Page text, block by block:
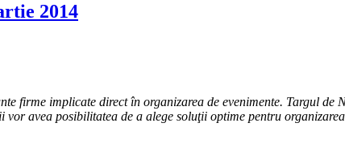
2014
firme implicate direct în organizarea de evenimente. Targul
avea posibilitatea de a alege soluţii optime pentru